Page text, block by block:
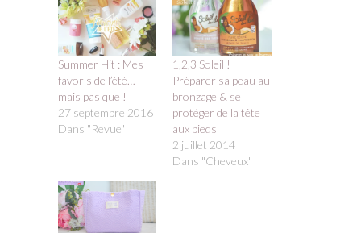
Summer Hit : Mes
favoris de l’été…
mais pas que !
27 septembre 2016
Dans "Revue"
1,2,3 Soleil !
Préparer sa peau au
bronzage & se
protéger de la tête
aux pieds
2 juillet 2014
Dans "Cheveux"